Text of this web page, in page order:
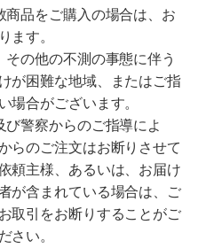
品をご購入の場合は、お
ます。
の他の不測の事態に伴う
が困難な地域、またはご指
場合がございます。
警察からのご指導によ
らのご注文はお断りさせて
頼主様、あるいは、お届け
が含まれている場合は、ご
取引をお断りすることがご
さい。